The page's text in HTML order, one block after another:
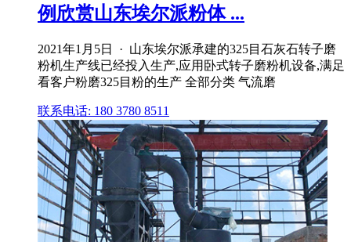
例欣赏山东埃尔派粉体 ...
2021年1月5日 · 山东埃尔派承建的325目石灰石转子磨
粉机生产线已经投入生产,应用卧式转子磨粉机设备,满足
看客户粉磨325目粉的生产 全部分类 气流磨
联系电话: 180 3780 8511